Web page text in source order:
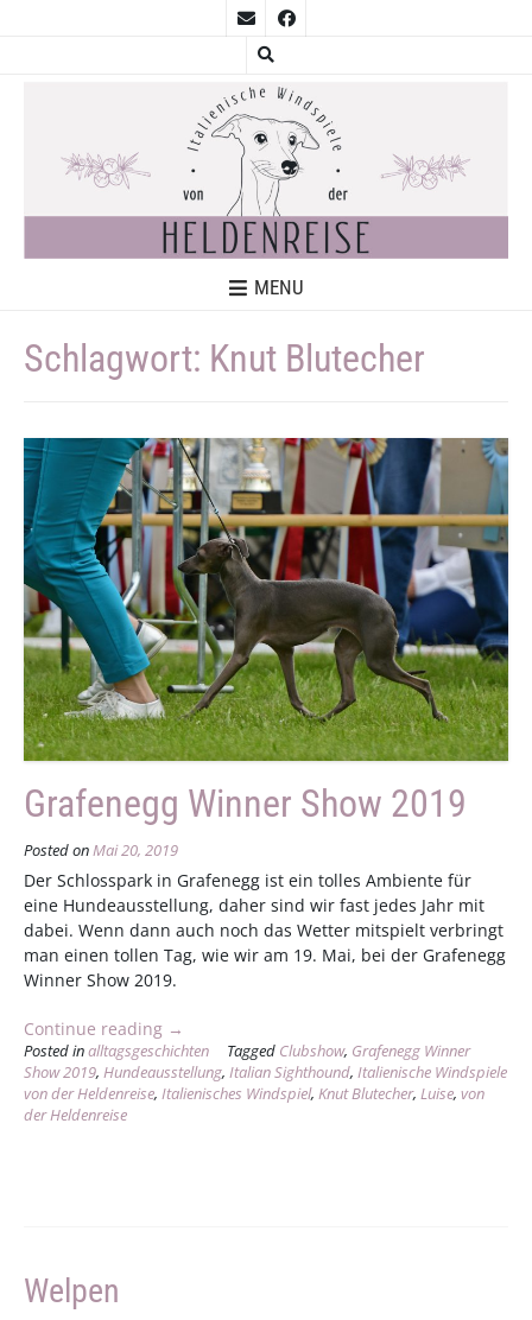
MENU
Schlagwort: Knut Blutecher
Grafenegg Winner Show 2019
Posted onMai 20, 2019
Der Schlosspark in Grafenegg ist ein tolles Ambiente für
eine Hundeausstellung, daher sind wir fast jedes Jahr mit
dabei. Wenn dann auch noch das Wetter mitspielt verbringt
man einen tollen Tag, wie wir am 19. Mai, bei der Grafenegg
Winner Show 2019.
Continue reading „Grafenegg
Winner
Show
2019“
→
Posted inalltagsgeschichten Tagged Clubshow, Grafenegg Winner
Show 2019, Hundeausstellung, Italian Sighthound, Italienische Windspiele
von der Heldenreise, Italienisches Windspiel, Knut Blutecher, Luise, von
der Heldenreise
Welpen